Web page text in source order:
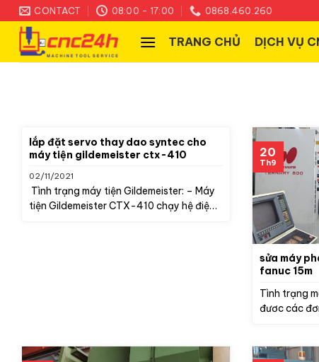
Skip
to
content
CONTACT 08:00 - 17:00 0868.460.260
TRANG CHỦ DỊCH VỤ
lắp đặt servo thay dao syntec cho
máy tiện gildemeister ctx-410
02/11/2021
Tình trạng máy tiện Gildemeister: – Máy
tiện Gildemeister CTX-410 chạy hệ điện
sửa máy
fanuc 15m
Tình trạng
đươc các
20
Th9